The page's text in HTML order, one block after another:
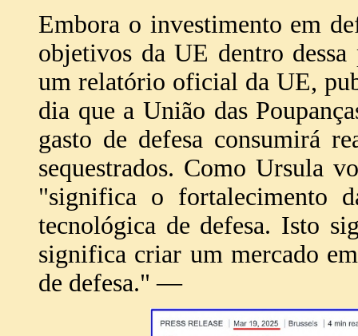
Embora o investimento em
objetivos da UE dentro
um relatório oficial da UE,
dia que a União das
gasto de defesa consumirá
sequestrados. Como Ursula
"significa o fortalecimento
tecnológica de defesa. Isto
significa criar um mercado
de defesa." —